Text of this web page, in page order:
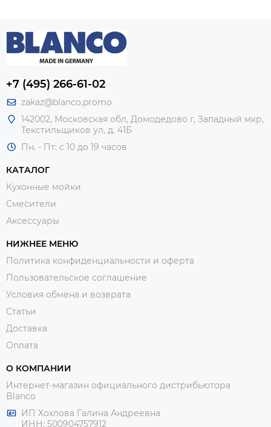
+7 (495) 266-61-02
zakaz@blanco.promo
142002, Московская обл, Домодедово г, Западный мкр,
Текстильщиков ул, д. 41Б
Пн. - Пт: с 10 до 19 часов
КАТАЛОГ
Кухонные мойки
Смесители
Аксессуары
НИЖНЕЕ МЕНЮ
Политика конфиденциальности и оферта
Пользовательское соглашение
Условия обмена и возврата
Статьи
Доставка
Оплата
О КОМПАНИИ
Интернет-магазин официального дистрибьютора
Blanco
ИП Хохлова Галина Андреевна
ИНН: 500904757912